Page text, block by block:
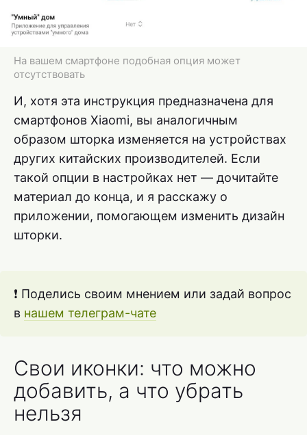
На вашем смартфоне подобная опция может
отсутствовать
И, хотя эта инструкция предназначена для
смартфонов Xiaomi, вы аналогичным
образом шторка изменяется на устройствах
других китайских производителей. Если
такой опции в настройках нет — дочитайте
материал до конца, и я расскажу о
приложении, помогающем изменить дизайн
шторки.
❗ Поделись своим мнением или задай вопрос
в нашем телеграм-чате
Свои иконки: что можно
добавить, а что убрать
нельзя